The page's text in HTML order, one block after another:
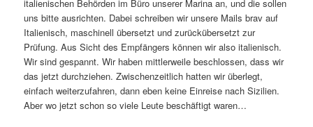
italienischen Behörden im Büro unserer Marina an, und die sollen
uns bitte ausrichten. Dabei schreiben wir unsere Mails brav auf
Italienisch, maschinell übersetzt und zurückübersetzt zur
Prüfung. Aus Sicht des Empfängers können wir also italienisch.
Wir sind gespannt. Wir haben mittlerweile beschlossen, dass wir
das jetzt durchziehen. Zwischenzeitlich hatten wir überlegt,
einfach weiterzufahren, dann eben keine Einreise nach Sizilien.
Aber wo jetzt schon so viele Leute beschäftigt waren…